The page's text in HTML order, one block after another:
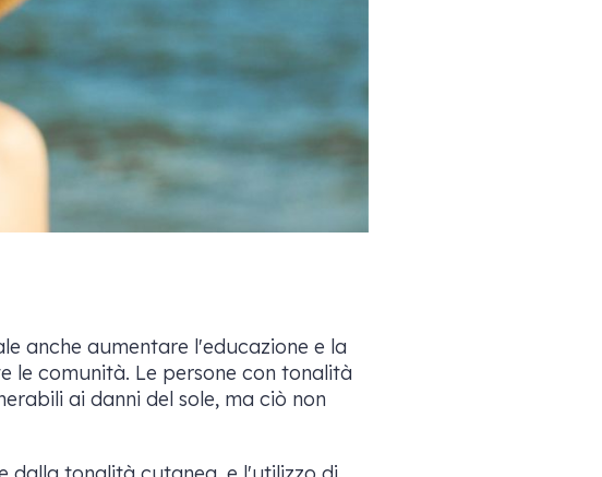
anche aumentare l'educazione e la
le comunità. Le persone con tonalità
ai danni del sole, ma ciò non